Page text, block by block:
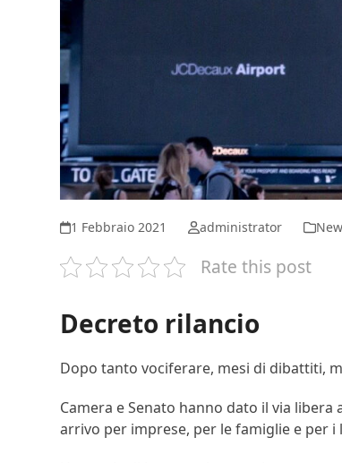
1 Febbraio 2021 administrator
Rate this post
Decreto rilancio
Dopo tanto vociferare, mesi di dibattiti,
Camera e Senato hanno dato il via
arrivo per imprese, per le famiglie e per